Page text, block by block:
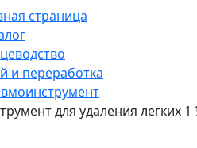
страница
и переработка
для удаления легких